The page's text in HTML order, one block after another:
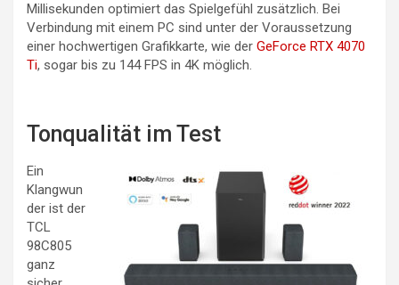
Millisekunden optimiert das Spielgefühl zusätzlich. Bei
Verbindung mit einem PC sind unter der Voraussetzung
einer hochwertigen Grafikkarte, wie der GeForce RTX 4070
Ti, sogar bis zu 144 FPS in 4K möglich.
Tonqualität im Test
Ein
Klangwun
der ist der
TCL
98C805
ganz